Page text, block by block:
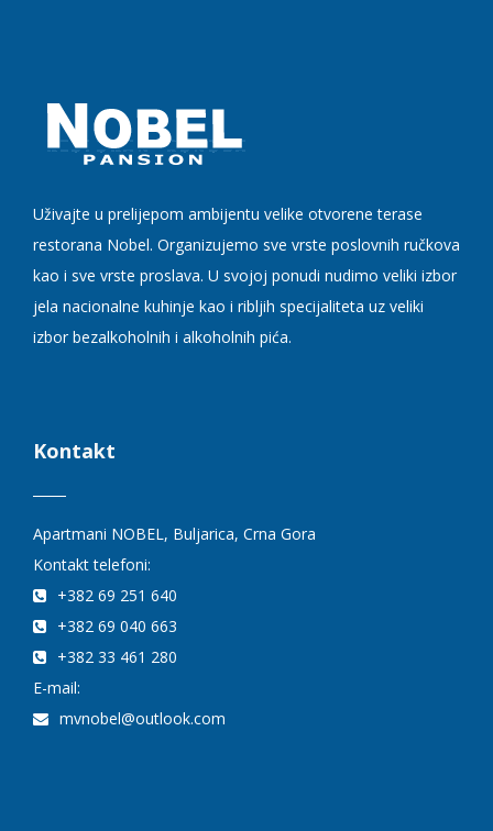
Uživajte u prelijepom ambijentu velike otvorene terase
restorana Nobel. Organizujemo sve vrste poslovnih ručkova
kao i sve vrste proslava. U svojoj ponudi nudimo veliki izbor
jela nacionalne kuhinje kao i ribljih specijaliteta uz veliki
izbor bezalkoholnih i alkoholnih pića.
Kontakt
Apartmani NOBEL, Buljarica, Crna Gora
Kontakt telefoni:
+382 69 251 640
+382 69 040 663
+382 33 461 280
E-mail:
mvnobel@outlook.com